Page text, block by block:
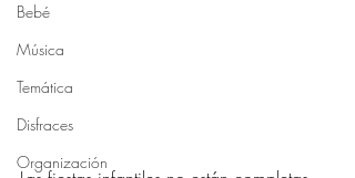
Bebé
Música
Temática
Disfraces
Organización